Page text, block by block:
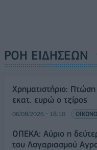
ΡΟΗ ΕΙΔΗΣΕΩΝ
Χρηματιστήριο:
εκατ. ευρώ ο τζίρος
06/08/2026 - 18:10
ΟΠΕΚΑ: Αύριο η
του Λογαριασμού